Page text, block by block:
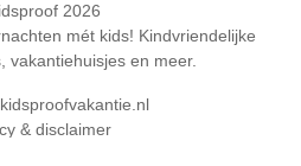
2026
mét kids! Kindvriendelijke
vakantiehuisjes en meer.
& disclaimer